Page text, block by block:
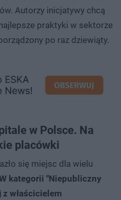
Autorzy inicjatywy chcą
praktyki w sektorze
po raz dziewiąty.
w Polsce. Na
placówki
się miejsc dla wielu
kategorii "Niepubliczny
z właścicielem